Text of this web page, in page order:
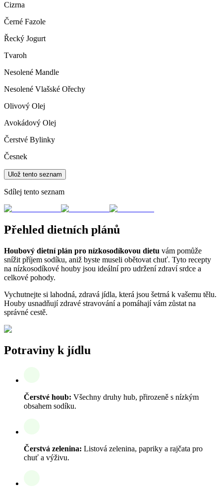
Cizrna
Černé Fazole
Řecký Jogurt
Tvaroh
Nesolené Mandle
Nesolené Vlašské Ořechy
Olivový Olej
Avokádový Olej
Čerstvé Bylinky
Česnek
Ulož tento seznam
Sdílej tento seznam
Přehled dietních plánů
Houbový dietní plán pro nízkosodíkovou dietu vám pomůže
snížit příjem sodíku, aniž byste museli obětovat chuť. Tyto recepty
na nízkosodíkové houby jsou ideální pro udržení zdraví srdce a
celkové pohody.
Vychutnejte si lahodná, zdravá jídla, která jsou šetrná k vašemu tělu.
Houby usnadňují zdravé stravování a pomáhají vám zůstat na
správné cestě.
Potraviny k jídlu
Čerstvé houb: Všechny druhy hub, přirozeně s nízkým
obsahem sodíku.
Čerstvá zelenina: Listová zelenina, papriky a rajčata pro
chuť a výživu.